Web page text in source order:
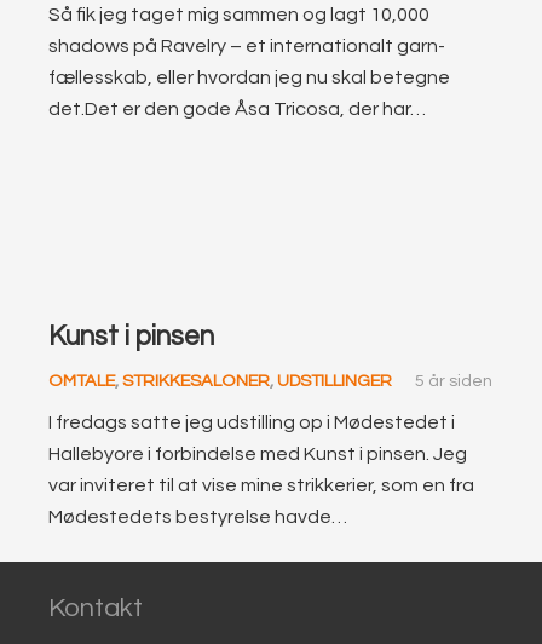
Så fik jeg taget mig sammen og lagt 10,000
shadows på Ravelry – et internationalt garn-
fællesskab, eller hvordan jeg nu skal betegne
det.Det er den gode Åsa Tricosa, der har…
Kunst i pinsen
OMTALE, STRIKKESALONER, UDSTILLINGER 5 år siden
I fredags satte jeg udstilling op i Mødestedet i
Hallebyore i forbindelse med Kunst i pinsen. Jeg
var inviteret til at vise mine strikkerier, som en fra
Mødestedets bestyrelse havde…
Kontakt